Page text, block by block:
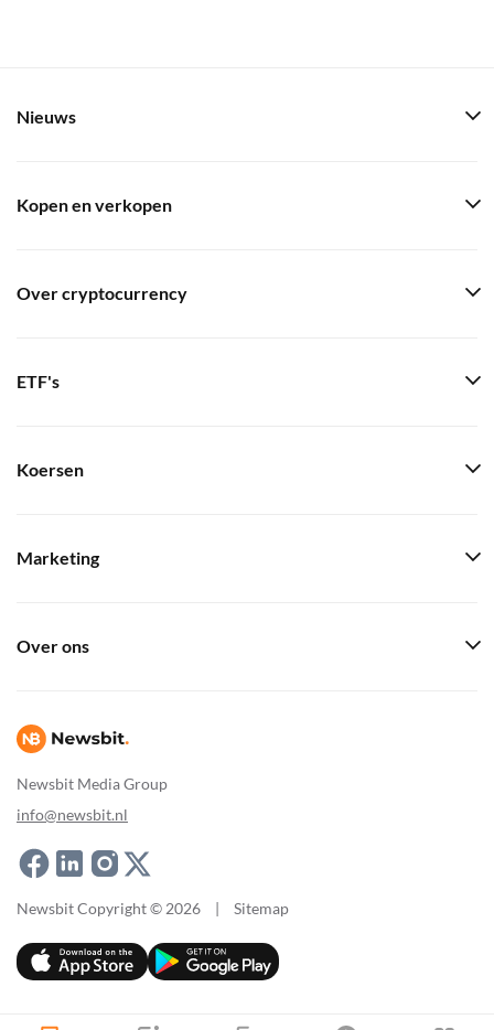
Newsbit Media Group
info@newsbit.nl
Nieuws
Kopen en verkopen
Over cryptocurrency
ETF's
Koersen
Marketing
Over ons
Newsbit Copyright © 2026 | Sitemap